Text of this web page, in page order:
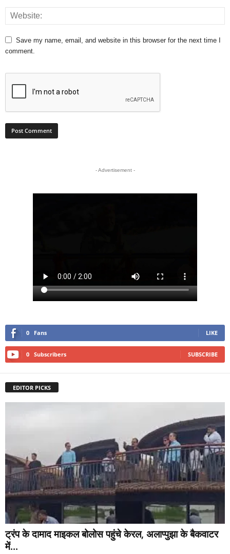
Save my name, email, and website in this browser for the next time I
comment.
- Advertisement -
0 Fans LIKE
0 Subscribers SUBSCRIBE
EDITOR PICKS
ट्रंप के दामाद माइकल बोलोस पहुंचे केरल, अलाप्पुझा के बैकवाटर
में...